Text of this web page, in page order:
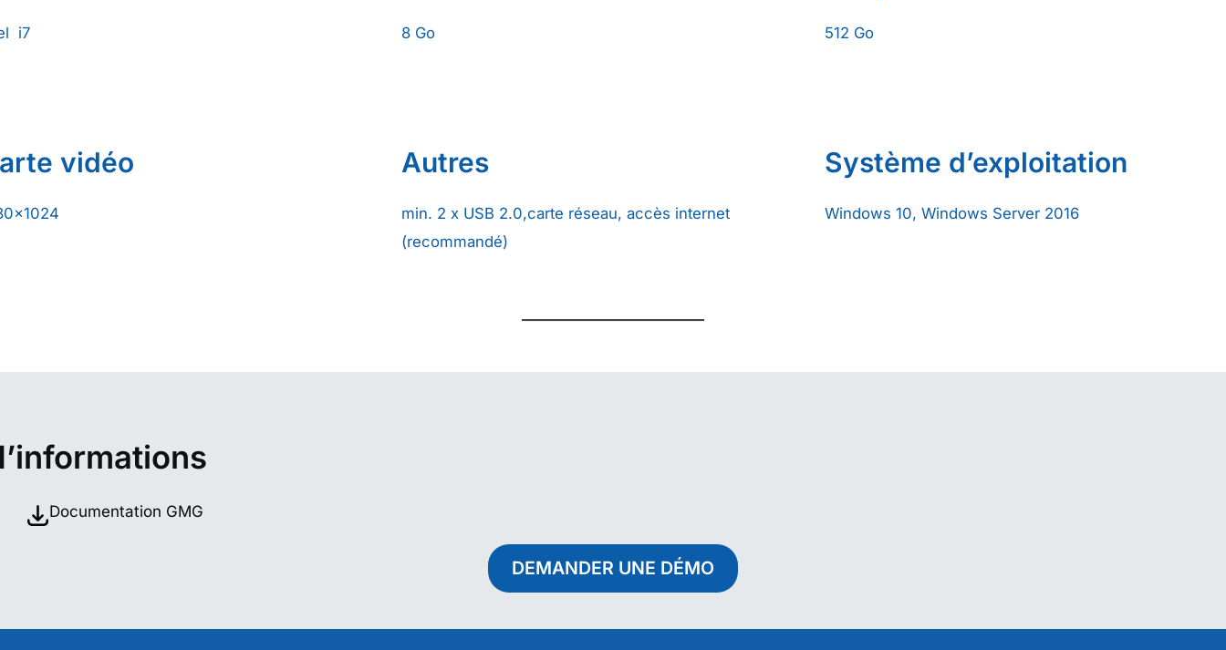
i7 8 Go 512 Go
vidéo Autres
min. 2 x USB 2.0,carte réseau, accès internet
(recommandé)
Système d’exploitation
Windows 10, Windows Server 2016
Documentation GMG
DEMANDER UNE DÉMO